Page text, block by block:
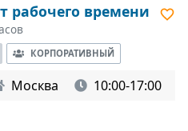
рабочего времени
КОРПОРАТИВНЫЙ
Москва 10:00-17:00